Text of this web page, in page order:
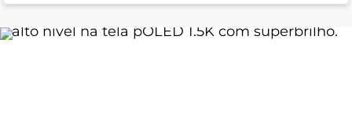
Performance
em cada detalhe: som envolvente e visual de
alto nível na tela pOLED 1.5K com superbrilho.